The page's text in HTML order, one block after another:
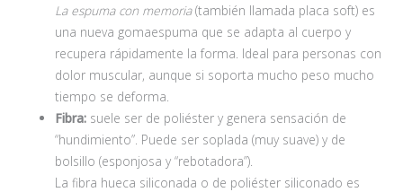
La espuma con memoria(también llamada placa soft) es
una nueva gomaespuma que se adapta al cuerpo y
recupera rápidamente la forma. Ideal para personas con
dolor muscular, aunque si soporta mucho peso mucho
tiempo se deforma.
Fibra: suele ser de poliéster y genera sensación de
“hundimiento”. Puede ser soplada (muy suave) y de
bolsillo (esponjosa y “rebotadora”).
La fibra hueca siliconada o de poliéster siliconado es